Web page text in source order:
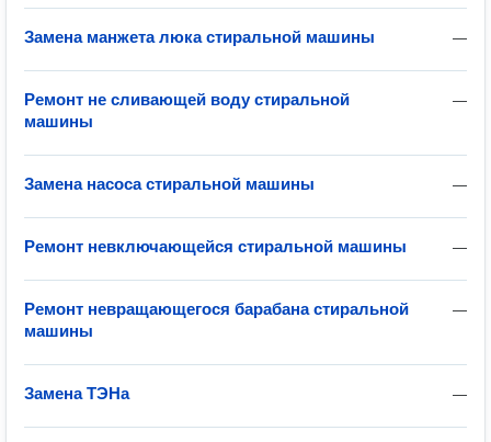
—
Замена манжета люка стиральной машины
—
Ремонт не сливающей воду стиральной
машины
—
Замена насоса стиральной машины
—
Ремонт невключающейся стиральной машины
—
Ремонт невращающегося барабана стиральной
машины
—
Замена ТЭНа